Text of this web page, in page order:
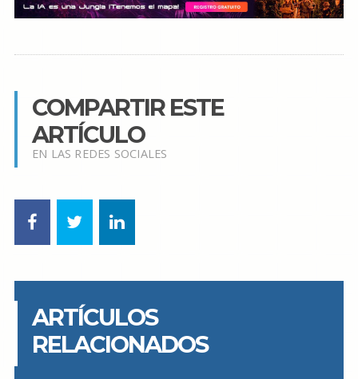
COMPARTIR ESTE
ARTÍCULO
EN LAS REDES SOCIALES
ARTÍCULOS
RELACIONADOS